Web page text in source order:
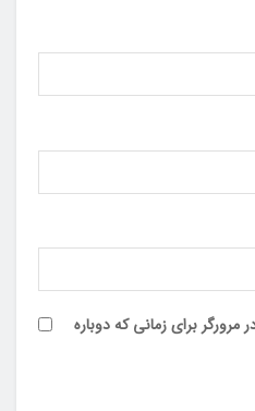
برای زمانی که دوباره